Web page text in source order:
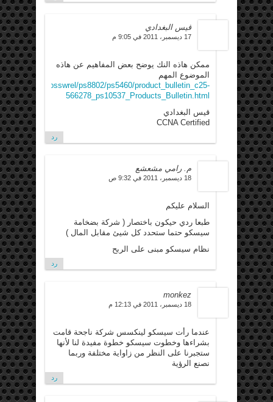
قيس البغدادي
17 ديسمبر، 2011 في 9:05 م
ممكن هاذه النك يوضح بعض المفاهيم عن هاذه
الموضوع المهم
collateral/iosswrel/ps8802/ps5460/product_bulletin_c25-
566278_ps10537_Products_Bulletin.html
قيس البغدادي
CCNA Certified
رد
م. رامي مشعشع
18 ديسمبر، 2011 في 9:32 ص
السلام عليكم
طبعا ردي حيكون باختصار ( شركة بضخامة
سيسكو حتما ستحدد كل شيئ مقابل المال )
نظام سيسكو مبنى على الربح
رد
monkez
18 ديسمبر، 2011 في 12:13 م
عندما رأت سيسكو لينكسس شركة ناجحة قامت
بشراءها وخطوت سيسكو خطوة مفيدة لنا لأنها
ستجبرنا على النظر من زاواية مختلفة وربما
نصنع الرؤية
رد